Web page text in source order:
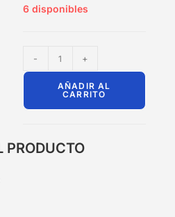
6 disponibles
- +
AÑADIR AL
CARRITO
PRODUCTO